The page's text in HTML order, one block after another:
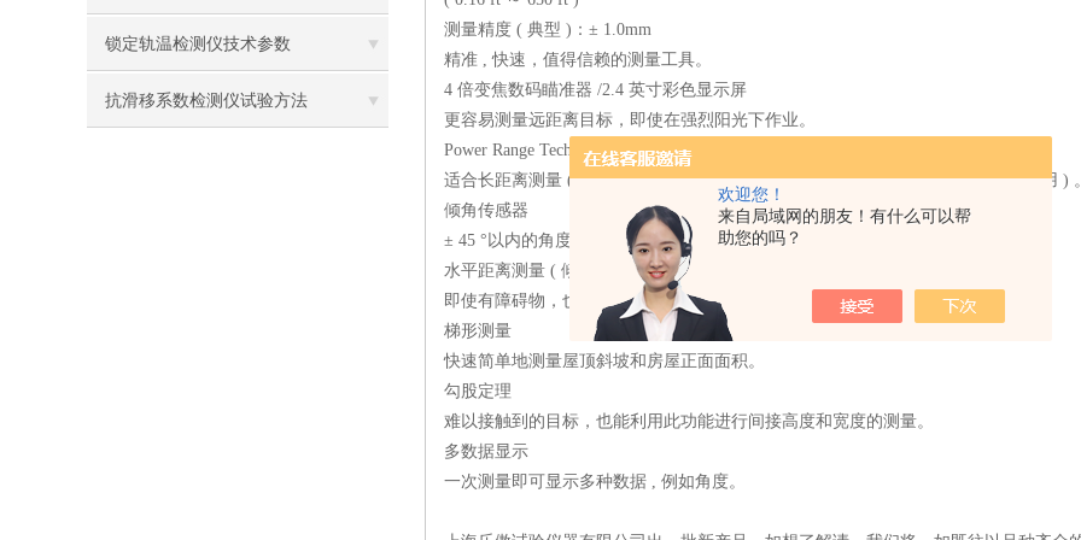
欢迎您！
来自局域网的朋友！有什么可以帮
助您的吗？
锁定轨温检测仪技术参数
抗滑移系数检测仪试验方法
测量精度 ( 典型 )：± 1.0mm
精准 , 快速，值得信赖的测量工具。
4 倍变焦数码瞄准器 /2.4 英寸彩色显示屏
更容易测量远距离目标，即使在强烈阳光下作业。
Power Range Technology
适合长距离测量 ( 100m 以内无需使用目标反射板； 200m 以内搭配目标反射板使用 )
倾角传感器
± 45 °以内的角度测量只需轻轻一按。
水平距离测量 ( 倾角传感器 )
即使有障碍物，也能轻易 地 测量水平距离。
梯形测量
快速简单地测量屋顶斜坡和房屋正面面积。
勾股定理
难以接触到的目标，也能利用此功能进行间接高度和宽度的测量。
多数据显示
一次测量即可显示多种数据 , 例如角度。